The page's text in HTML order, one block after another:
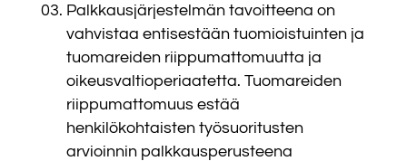
Palkkausjärjestelmän tavoitteena on
vahvistaa entisestään tuomioistuinten ja
tuomareiden riippumattomuutta ja
oikeusvaltioperiaatetta. Tuomareiden
riippumattomuus estää
henkilökohtaisten työsuoritusten
arvioinnin palkkausperusteena